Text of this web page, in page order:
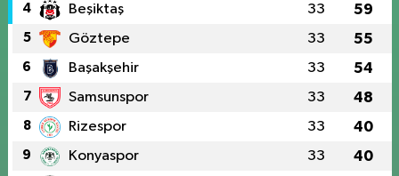
4 Beşiktaş 33 59
5 Göztepe 33 55
6 Başakşehir 33 54
7 Samsunspor 33 48
8 Rizespor 33 40
9 Konyaspor 33 40